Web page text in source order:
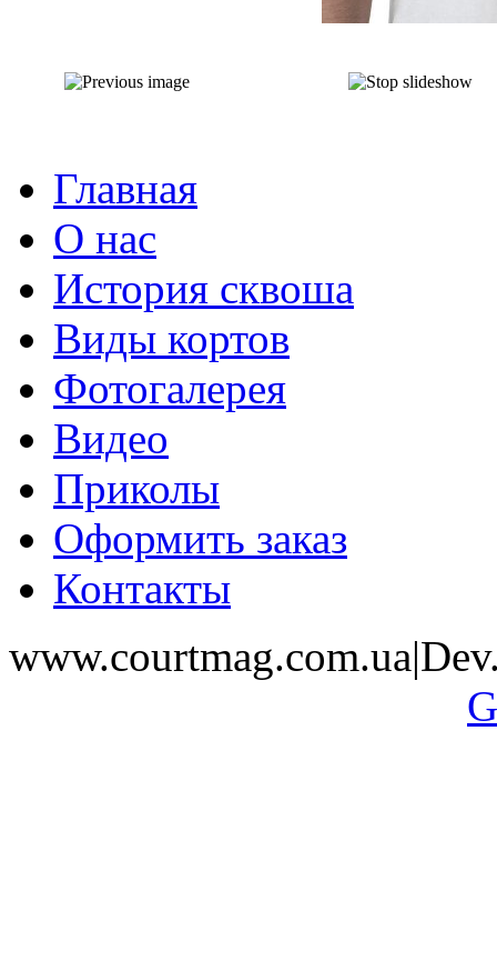
Главная
О нас
История сквоша
Виды кортов
Фотогалерея
Видео
Приколы
Оформить заказ
Контакты